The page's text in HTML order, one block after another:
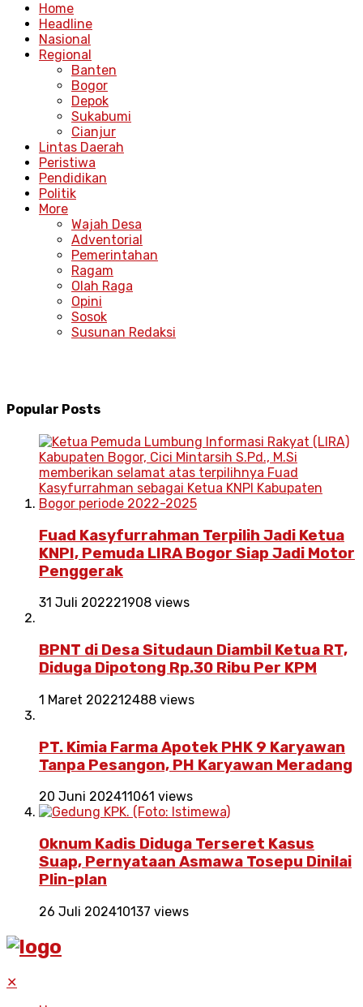
Home
Headline
Nasional
Regional
Banten
Bogor
Depok
Sukabumi
Cianjur
Lintas Daerah
Peristiwa
Pendidikan
Politik
More
Wajah Desa
Adventorial
Pemerintahan
Ragam
Olah Raga
Opini
Sosok
Susunan Redaksi
Popular Posts
Fuad Kasyfurrahman Terpilih Jadi Ketua
KNPI, Pemuda LIRA Bogor Siap Jadi Motor
Penggerak
31 Juli 202221908 views
BPNT di Desa Situdaun Diambil Ketua RT,
Diduga Dipotong Rp.30 Ribu Per KPM
1 Maret 202212488 views
PT. Kimia Farma Apotek PHK 9 Karyawan
Tanpa Pesangon, PH Karyawan Meradang
20 Juni 202411061 views
Oknum Kadis Diduga Terseret Kasus
Suap, Pernyataan Asmawa Tosepu Dinilai
Plin-plan
26 Juli 202410137 views
✕